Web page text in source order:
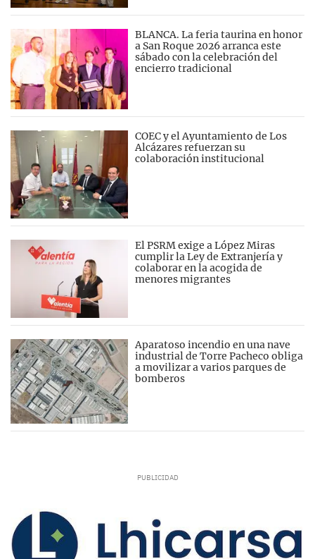
BLANCA. La feria taurina en honor
a San Roque 2026 arranca este
sábado con la celebración del
encierro tradicional
COEC y el Ayuntamiento de Los
Alcázares refuerzan su
colaboración institucional
El PSRM exige a López Miras
cumplir la Ley de Extranjería y
colaborar en la acogida de
menores migrantes
Aparatoso incendio en una nave
industrial de Torre Pacheco obliga
a movilizar a varios parques de
bomberos